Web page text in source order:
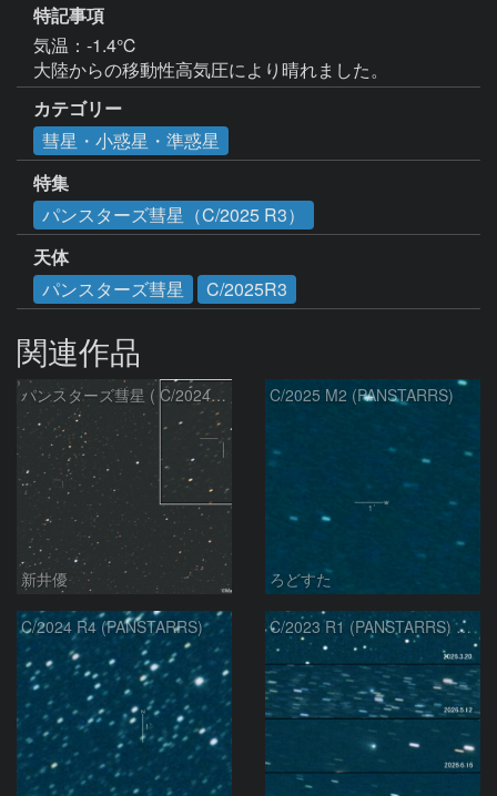
特記事項
気温：-1.4℃
大陸からの移動性高気圧により晴れました。
カテゴリー
彗星・小惑星・準惑星
特集
パンスターズ彗星（C/2025 R3）
天体
パンスターズ彗星
C/2025R3
関連作品
パンスターズ彗星 ( C/2024R4 )：2026/07/27
新井優
C/2025 M2 (PANSTARRS)
ろどすた
C/2024 R4 (PANSTARRS) C/2023 R1 (PANSTARRS) の変化